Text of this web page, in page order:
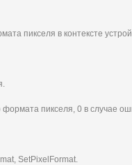
пикселя в контексте
пикселя, 0 в случае
SetPixelFormat.